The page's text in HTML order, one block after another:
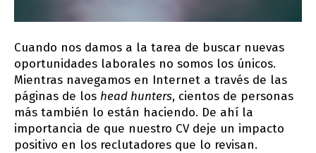
Cuando nos damos a la tarea de buscar nuevas
oportunidades laborales no somos los únicos.
Mientras navegamos en Internet a través de las
páginas de los head hunters, cientos de personas
más también lo están haciendo. De ahí la
importancia de que nuestro CV deje un impacto
positivo en los reclutadores que lo revisan.